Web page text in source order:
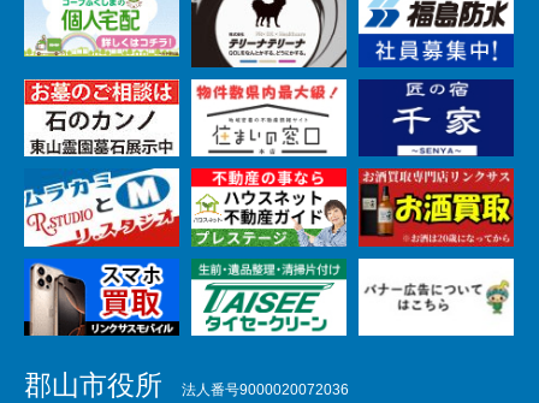
郡山市役所 法人番号9000020072036